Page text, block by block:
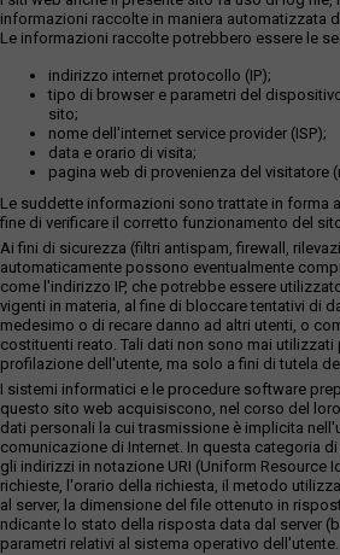
informazioni raccolte in maniera automatizzata
Le informazioni raccolte potrebbero essere le
indirizzo internet protocollo (IP);
tipo di browser e parametri del
sito;
nome dell'internet service provider (ISP);
data e orario di visita;
pagina web di provenienza del visitatore
Le suddette informazioni sono trattate in forma
fine di verificare il corretto funzionamento del
Ai fini di sicurezza (filtri antispam, firewall,
automaticamente possono eventualmente
come l'indirizzo IP, che potrebbe essere
vigenti in materia, al fine di bloccare tentativi di
medesimo o di recare danno ad altri utenti, o
costituenti reato. Tali dati non sono mai
profilazione dell'utente, ma solo a fini di tutela
I sistemi informatici e le procedure software
questo sito web acquisiscono, nel corso del
dati personali la cui trasmissione è implicita
comunicazione di Internet. In questa categoria
gli indirizzi in notazione URI (Uniform Resource
richieste, l'orario della richiesta, il metodo
al server, la dimensione del file ottenuto in
ndicante lo stato della risposta data dal server
parametri relativi al sistema operativo dell'utente.